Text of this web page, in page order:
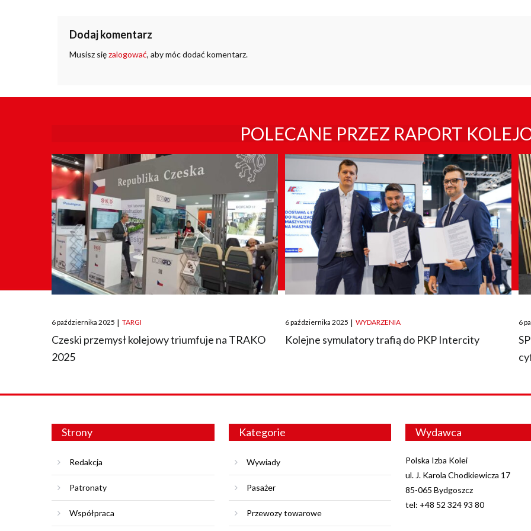
Dodaj komentarz
Musisz sięzalogować, aby móc dodać komentarz.
POLECANE PRZEZ RAPORT
Posted
on
6 października 2025 | TARGI
Czeski przemysł kolejowy triumfuje na TRAKO
2025
Posted
on
6 października 2025 | WYDARZENIA
Kolejne symulatory trafią do PKP Intercity
on
6
Strony
Redakcja
Patronaty
Współpraca
Kategorie
Wywiady
Pasażer
Przewozy towarowe
Wydawca
Polska Izba Kolei
ul. J. Karola Chodkiewicza 17
85-065 Bydgoszcz
tel: +48 52 324 93 80